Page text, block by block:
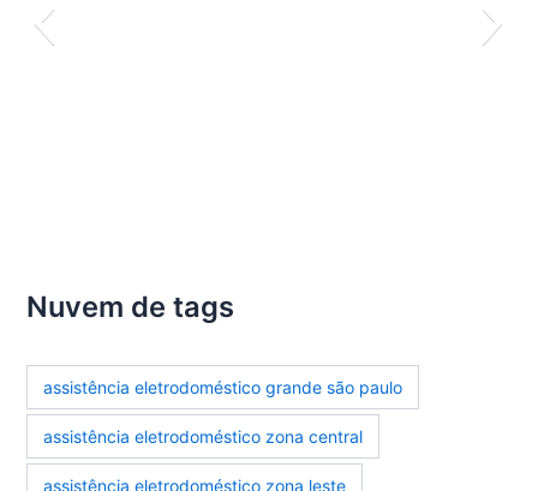
Nuvem de tags
assistência eletrodoméstico grande são paulo
assistência eletrodoméstico zona central
assistência eletrodoméstico zona leste